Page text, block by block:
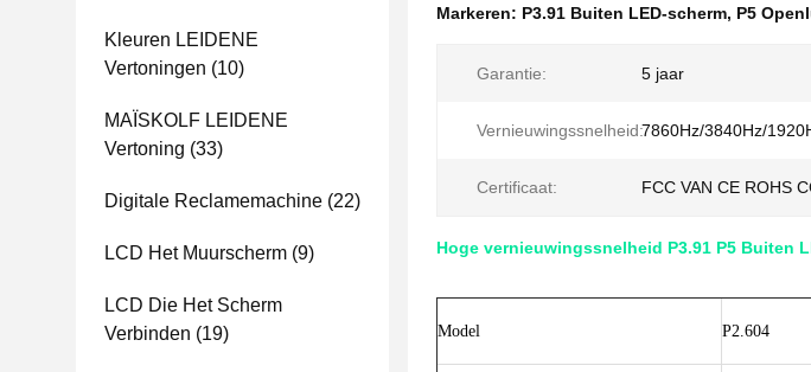
Kleuren LEIDENE
Vertoningen (10)
MAÏSKOLF LEIDENE
Vertoning (33)
Digitale Reclamemachine (22)
LCD Het Muurscherm (9)
LCD Die Het Scherm
Verbinden (19)
Markeren: P3.91 Buiten LED-scherm, P5
Garantie: 5 jaar
Vernieuwingssnelheid:7860Hz/3840Hz/
Certificaat: FCC VAN CE ROHS
Hoge vernieuwingssnelheid P3.91 P5 Buiten
Model P2.604